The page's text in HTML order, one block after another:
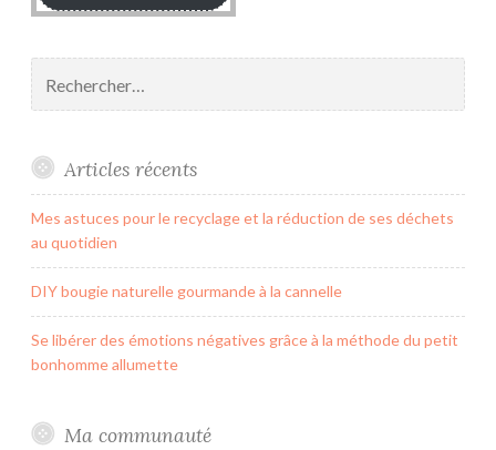
Articles récents
Mes astuces pour le recyclage et la réduction de ses déchets
au quotidien
DIY bougie naturelle gourmande à la cannelle
Se libérer des émotions négatives grâce à la méthode du petit
bonhomme allumette
Ma communauté